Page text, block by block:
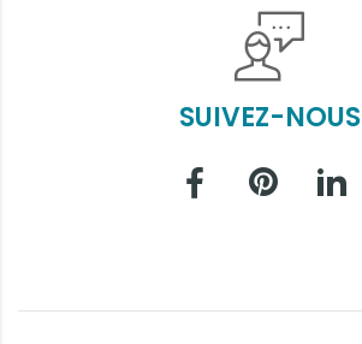
SUIVEZ-NOUS